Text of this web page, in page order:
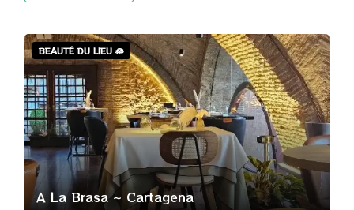
BEAUTÉ DU LIEU 🪷
A La Brasa ~ Cartagena